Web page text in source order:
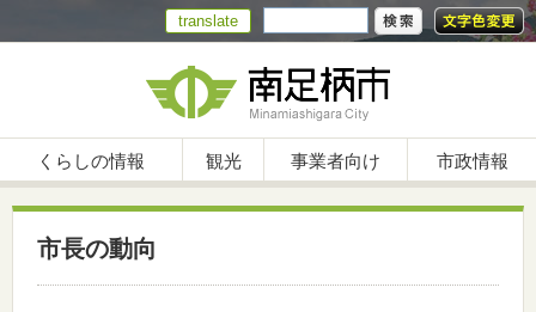
translate
くらしの情報 観光 事業者向け 市政情報
市長の動向